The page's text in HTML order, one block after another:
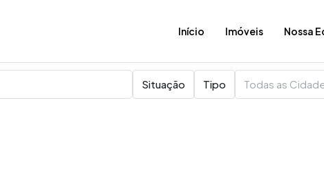
Início Imóveis Nossa
Situação Tipo Todas as